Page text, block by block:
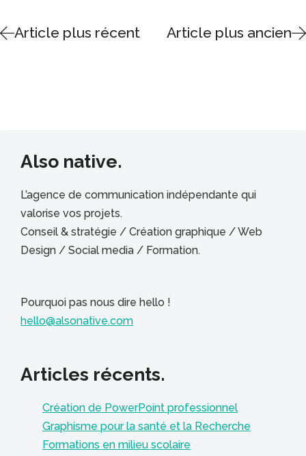
Article plus récent Article plus ancien
Also native.
L’agence de communication indépendante qui
valorise vos projets.
Conseil & stratégie / Création graphique / Web
Design / Social media / Formation.
Pourquoi pas nous dire hello !
hello@alsonative.com
Articles récents.
Création de PowerPoint professionnel
Graphisme pour la santé et la Recherche
Formations en milieu scolaire